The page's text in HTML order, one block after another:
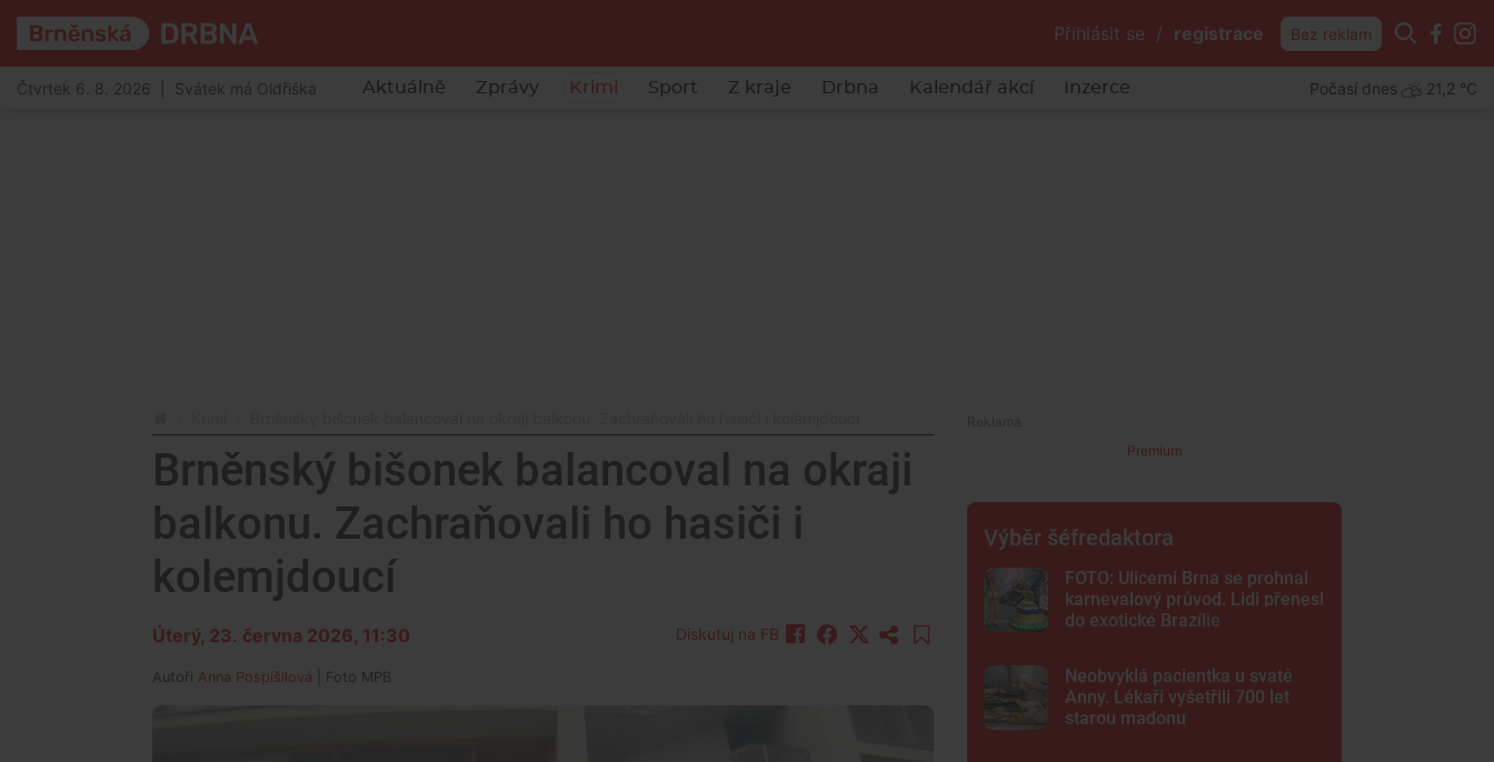
Přihlásit se / registrace Bez reklam
Čtvrtek 6. 8. 2026 | Svátek má Oldřiška Aktuálně Zprávy Krimi Sport Z kraje Drbna Kalendář akcí Inzerce Počasí dnes 21,2 °C
Brněnský bišonek balancoval na okraji
balkonu. Zachraňovali ho hasiči i
kolemjdoucí
Úterý, 23. června 2026, 11:30 Diskutuj na FB
Autoři Anna Pospíšilová | Foto MPB
Premium
Výběr šéfredaktora
FOTO: Ulicemi Brna se prohnal
karnevalový průvod. Lidi přenesl
do exotické Brazílie
Neobvyklá pacientka u svaté
Anny. Lékaři vyšetřili 700 let
starou madonu